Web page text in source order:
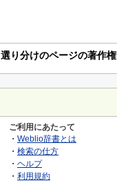
選り分けのページの著作権
ご利用にあたって
・ Weblio辞書とは
・ 検索の仕方
・ ヘルプ
・ 利用規約